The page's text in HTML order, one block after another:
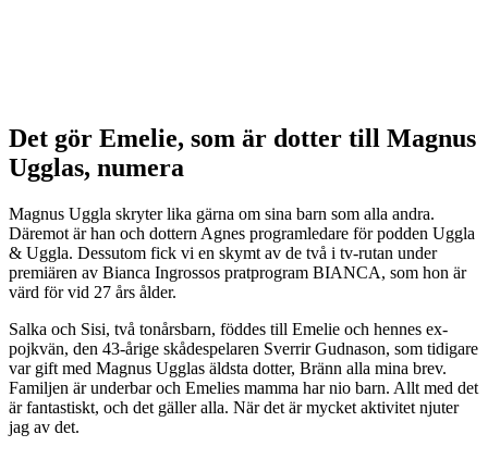
Det gör Emelie, som är dotter till Magnus
Ugglas, numera
Magnus Uggla skryter lika gärna om sina barn som alla andra.
Däremot är han och dottern Agnes programledare för podden Uggla
& Uggla. Dessutom fick vi en skymt av de två i tv-rutan under
premiären av Bianca Ingrossos pratprogram BIANCA, som hon är
värd för vid 27 års ålder.
Salka och Sisi, två tonårsbarn, föddes till Emelie och hennes ex-
pojkvän, den 43-årige skådespelaren Sverrir Gudnason, som tidigare
var gift med Magnus Ugglas äldsta dotter, Bränn alla mina brev.
Familjen är underbar och Emelies mamma har nio barn. Allt med det
är fantastiskt, och det gäller alla. När det är mycket aktivitet njuter
jag av det.